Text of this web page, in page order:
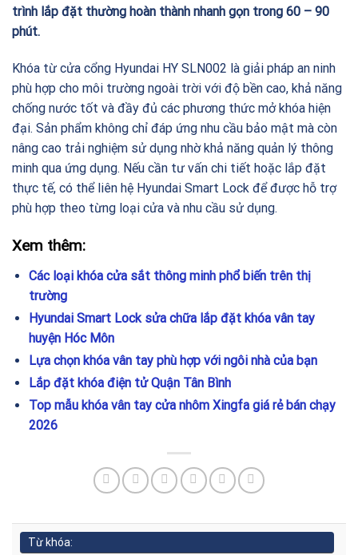
trình lắp đặt thường hoàn thành nhanh gọn trong 60 – 90
phút.
Khóa từ cửa cổng Hyundai HY SLN002 là giải pháp an ninh
phù hợp cho môi trường ngoài trời với độ bền cao, khả năng
chống nước tốt và đầy đủ các phương thức mở khóa hiện
đại. Sản phẩm không chỉ đáp ứng nhu cầu bảo mật mà còn
nâng cao trải nghiệm sử dụng nhờ khả năng quản lý thông
minh qua ứng dụng. Nếu cần tư vấn chi tiết hoặc lắp đặt
thực tế, có thể liên hệ Hyundai Smart Lock để được hỗ trợ
phù hợp theo từng loại cửa và nhu cầu sử dụng.
Xem thêm:
Các loại khóa cửa sắt thông minh phổ biến trên thị
trường
Hyundai Smart Lock sửa chữa lắp đặt khóa vân tay
huyện Hóc Môn
Lựa chọn khóa vân tay phù hợp với ngôi nhà của bạn
Lắp đặt khóa điện tử Quận Tân Bình
Top mẫu khóa vân tay cửa nhôm Xingfa giá rẻ bán chạy
2026
Từ khóa: